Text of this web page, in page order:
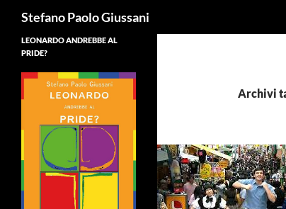
Stefano Paolo Giussani
Archivi
LEONARDO ANDREBBE AL
PRIDE?